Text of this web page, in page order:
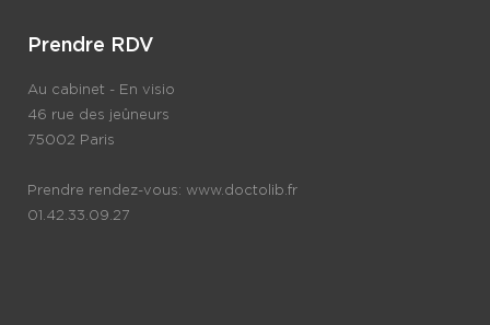
Prendre RDV
Au cabinet - En visio
46 rue des jeûneurs
75002 Paris
Prendre rendez-vous: www.doctolib.fr
01.42.33.09.27